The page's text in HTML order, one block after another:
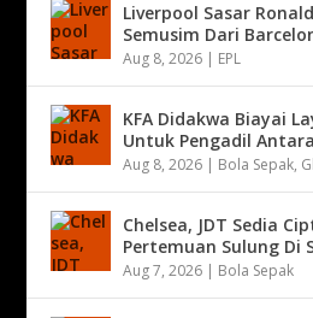
Liverpool Sasar
Semusim Dari
Aug 8, 2026 | EPL
KFA Didakwa Biayai
Untuk Pengadil
Aug 8, 2026 | Bola Sepak,
Chelsea, JDT Sedia
Pertemuan Sulung Di
Aug 7, 2026 | Bola Sepak